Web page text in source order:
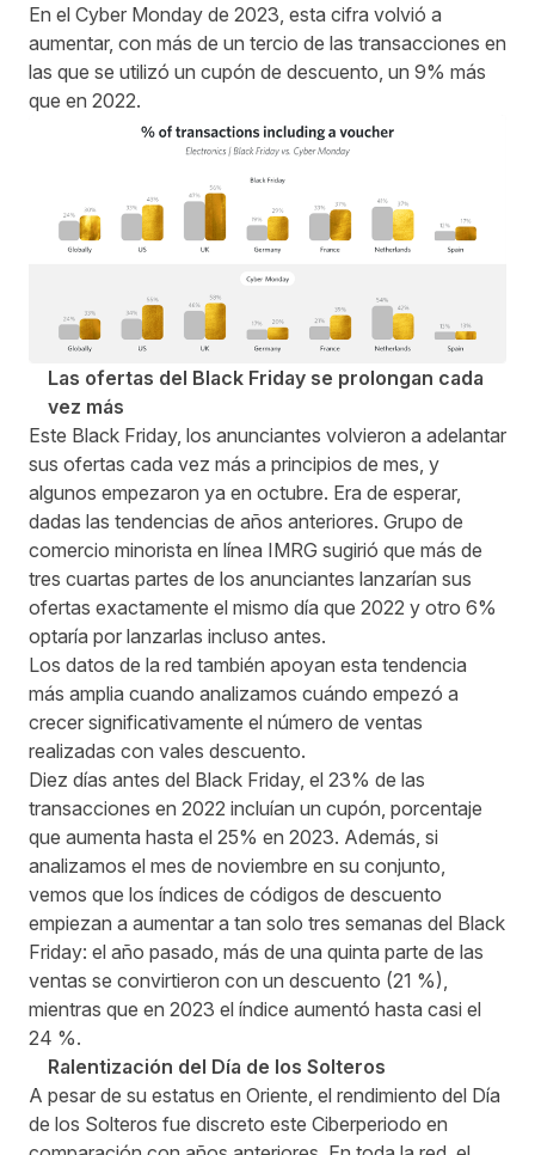
En el Cyber Monday de 2023, esta cifra volvió a
aumentar, con más de un tercio de las transacciones en
las que se utilizó un cupón de descuento, un 9% más
que en 2022.
Las ofertas del Black Friday se prolongan cada
vez más
Este Black Friday, los anunciantes volvieron a adelantar
sus ofertas cada vez más a principios de mes, y
algunos empezaron ya en octubre. Era de esperar,
dadas las tendencias de años anteriores. Grupo de
comercio minorista en línea IMRG sugirió que más de
tres cuartas partes de los anunciantes lanzarían sus
ofertas exactamente el mismo día que 2022 y otro 6%
optaría por lanzarlas incluso antes.
Los datos de la red también apoyan esta tendencia
más amplia cuando analizamos cuándo empezó a
crecer significativamente el número de ventas
realizadas con vales descuento.
Diez días antes del Black Friday, el 23% de las
transacciones en 2022 incluían un cupón, porcentaje
que aumenta hasta el 25% en 2023. Además, si
analizamos el mes de noviembre en su conjunto,
vemos que los índices de códigos de descuento
empiezan a aumentar a tan solo tres semanas del Black
Friday: el año pasado, más de una quinta parte de las
ventas se convirtieron con un descuento (21 %),
mientras que en 2023 el índice aumentó hasta casi el
24 %.
Ralentización del Día de los Solteros
A pesar de su estatus en Oriente, el rendimiento del Día
de los Solteros fue discreto este Ciberperiodo en